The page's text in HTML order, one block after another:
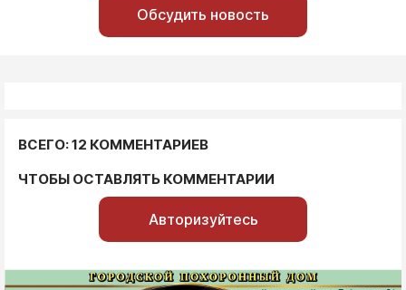
Обсудить новость
ВСЕГО: 12 КОММЕНТАРИЕВ
ЧТОБЫ ОСТАВЛЯТЬ КОММЕНТАРИИ
Авторизуйтесь